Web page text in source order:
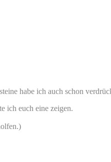
habe ich auch schon
ich euch eine zeigen.